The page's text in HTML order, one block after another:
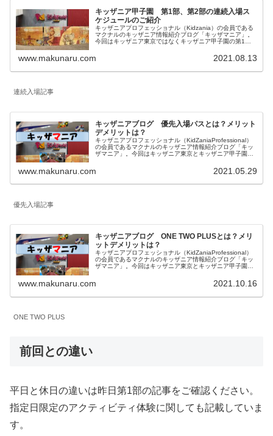
キッザニア甲子園 第1部、第2部の連続入場ス
ケジュールのご紹介
キッザニアプロフェッショナル（Kidzania）の会員である
マクナルのキッザニア情報紹介ブログ「キッザマニア」。
今回はキッザニア東京ではなくキッザニア甲子園の第1
www.makunaru.com 2021.08.13
連続入場記事
キッザニアブログ 優先入場パスとは？メリット
デメリットは？
キッザニアプロフェッショナル（KidZaniaProfessional）
の会員であるマクナルのキッザニア情報紹介ブログ「キッ
ザマニア」。今回はキッザニア東京とキッザニア甲子園の
ス」について内容とメリットデメリットを私見を含めてご
紹介します。
www.makunaru.com 2021.05.29
優先入場記事
キッザニアブログ ONE TWO PLUSとは？メリ
ットデメリットは？
キッザニアプロフェッショナル（KidZaniaProfessional）
の会員であるマクナルのキッザニア情報紹介ブログ「キッ
ザマニア」。今回はキッザニア東京とキッザニア甲子園の
とメリットデメリットを私見を含めてご紹介します。
www.makunaru.com 2021.10.16
ONE TWO PLUS
前回との違い
平日と休日の違いは昨日第1部の記事をご確認ください。
指定日限定のアクティビティ体験に関しても記載していま
す。